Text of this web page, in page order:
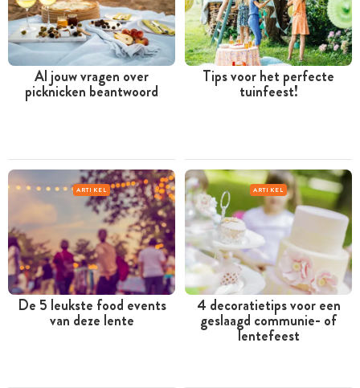
Al jouw vragen over
picknicken beantwoord
Tips voor het perfecte
tuinfeest!
ARTIKEL
De 5 leukste food events
van deze lente
ARTIKEL
4 decoratietips voor een
geslaagd communie- of
lentefeest